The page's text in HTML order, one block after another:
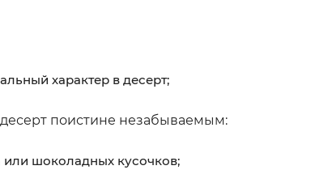
характер в десерт;
десерт поистине незабываемым:
или шоколадных кусочков;